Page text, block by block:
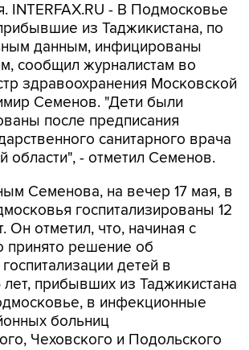
INTERFAX.RU - В Подмосковье
из Таджикистана, по
данным, инфицированы
сообщил журналистам во
здравоохранения Московской
Семенов. "Дети были
после предписания
санитарного врача
области", - отметил Семенов.
Семенова, на вечер 17 мая, в
госпитализированы 12
Он отметил, что, начиная с
принято решение об
детей в
прибывших из Таджикистана
в инфекционные
больниц
Чеховского и Подольского